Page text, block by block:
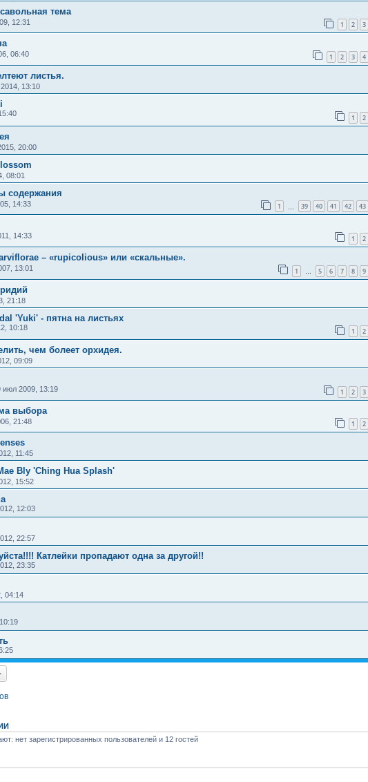
тема
12:31 1 2 3
06:40 1 2 3 4
листья.
13:10
1 2
20:00
08:01
содержания
14:33 1 39 40 41 42 43
14:33 1 2
– «rupicolious» или «скальные».
13:01 1 5 6 7 8 9
21:18
'Yuki' - пятна на листьях
10:18 1 2
чем болеет орхидея.
09:09
июл 2009, 13:19 1 2 3
выбора
21:48 1 2
11:45
Bly 'Ching Hua Splash'
15:52
12:03
22:57
Катлейки пропадают одна за другой!!
23:35
04:14
нет зарегистрированных пользователей и 12 гостей